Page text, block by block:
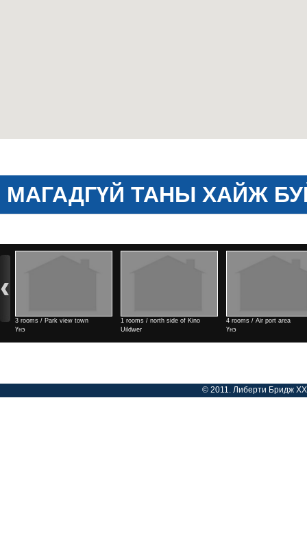
МАГАДГҮЙ ТАНЫ ХАЙЖ
3 rooms / Park view town
Үнэ
1 rooms / north side of Kino
Uildwer
4 rooms / Air port area
Үнэ
© 2011. Либерти Бридж